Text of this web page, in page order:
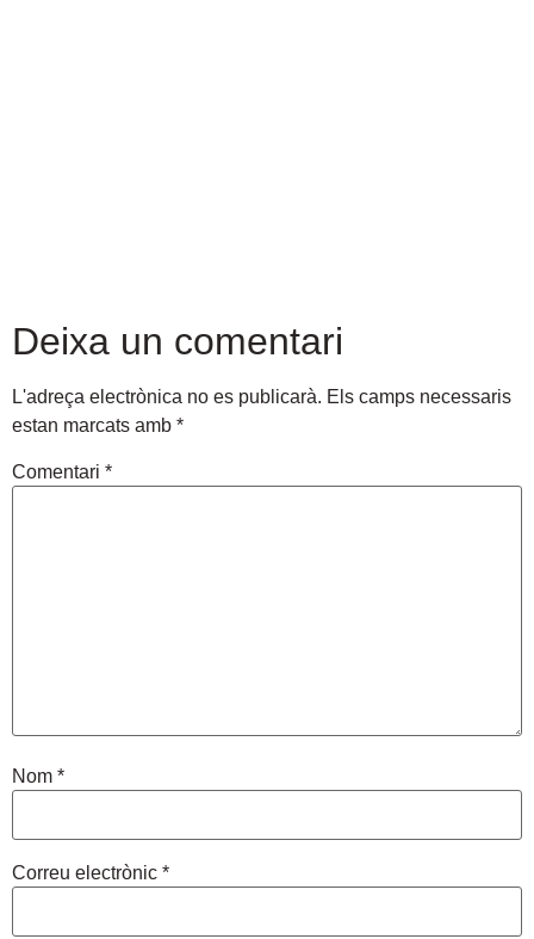
Deixa un comentari
L'adreça electrònica no es publicarà. Els camps necessaris
estan marcats amb *
Comentari *
Nom *
Correu electrònic *